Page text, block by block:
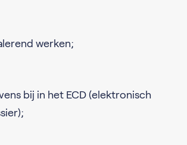
werken;
bij in het ECD (elektronisch